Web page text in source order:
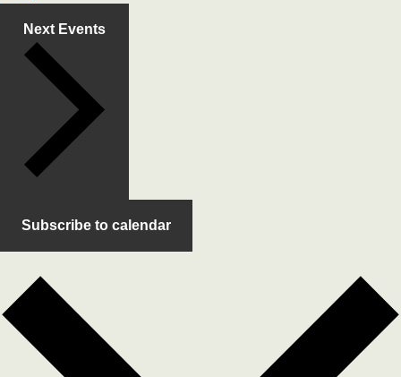
Next Events
Subscribe to calendar